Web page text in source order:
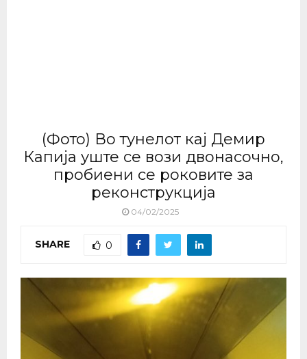
(Фото) Во тунелот кај Демир
Капија уште се вози двонасочно,
пробиени се роковите за
реконструкција
04/02/2025
SHARE 0